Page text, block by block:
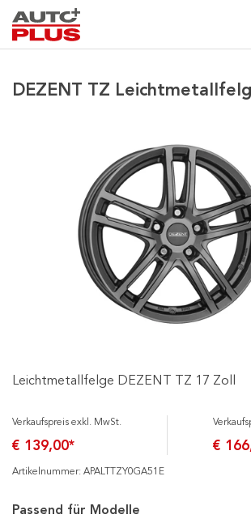
DEZENT TZ
Leichtmetallfelge DEZENT TZ 17 Zoll
Verkaufspreis exkl. MwSt.
€ 139,00* €
Artikelnummer: APALTTZY0GA51E
Passend für Modelle